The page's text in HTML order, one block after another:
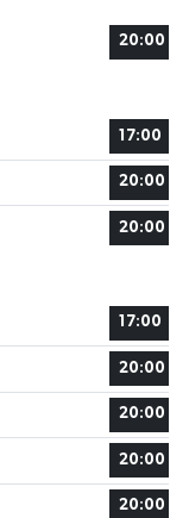
20:00
17:00
20:00
20:00
17:00
20:00
20:00
20:00
20:00